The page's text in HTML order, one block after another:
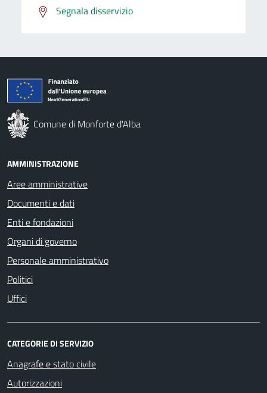
Segnala disservizio
Comune di Monforte d'Alba
AMMINISTRAZIONE
Aree amministrative
Documenti e dati
Enti e fondazioni
Organi di governo
Personale amministrativo
Politici
Uffici
CATEGORIE DI SERVIZIO
Anagrafe e stato civile
Autorizzazioni